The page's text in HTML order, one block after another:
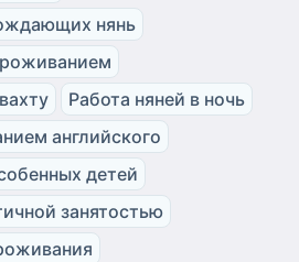
нянь
Работа няней в ночь
английского
детей
занятостью